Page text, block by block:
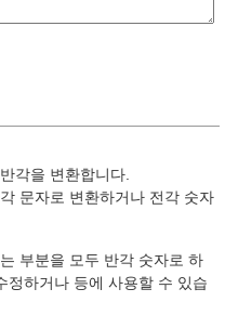
각을 변환합니다.
문자로 변환하거나 전각 숫자
부분을 모두 반각 숫자로 하
정하거나 등에 사용할 수 있습